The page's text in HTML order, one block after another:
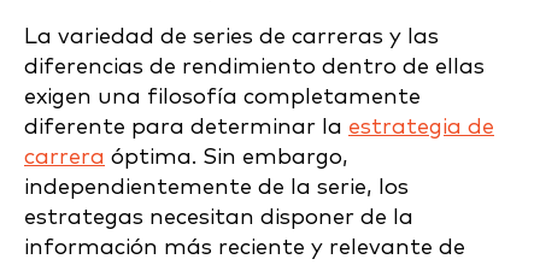
La variedad de series de carreras y las
diferencias de rendimiento dentro de ellas
exigen una filosofía completamente
diferente para determinar la estrategia de
carrera óptima. Sin embargo,
independientemente de la serie, los
estrategas necesitan disponer de la
información más reciente y relevante de